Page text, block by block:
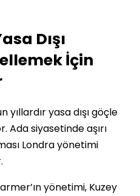
Dışı
İçin
yıllardır yasa dışı göçle
Ada siyasetinde aşırı
Londra yönetimi
yönetimi, Kuzey